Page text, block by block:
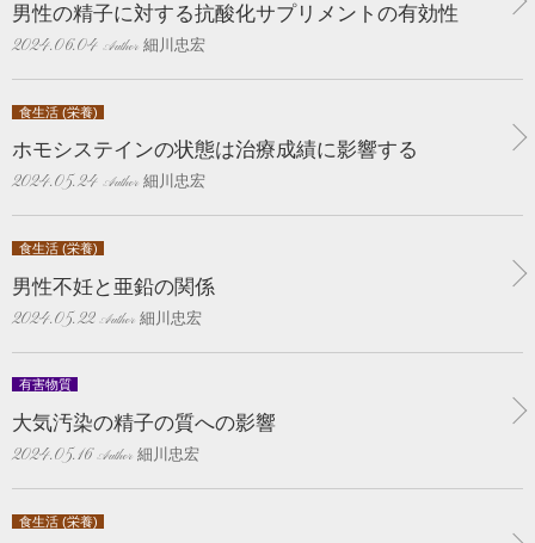
男性の精子に対する抗酸化サプリメントの有効性
2024.06.04 細川忠宏
食生活 (栄養)
ホモシステインの状態は治療成績に影響する
2024.05.24 細川忠宏
食生活 (栄養)
男性不妊と亜鉛の関係
2024.05.22 細川忠宏
有害物質
大気汚染の精子の質への影響
2024.05.16 細川忠宏
食生活 (栄養)